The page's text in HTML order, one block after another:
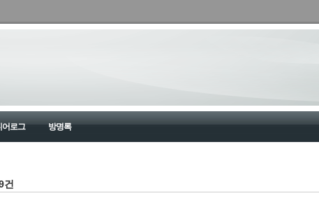
어로그 방명록
건